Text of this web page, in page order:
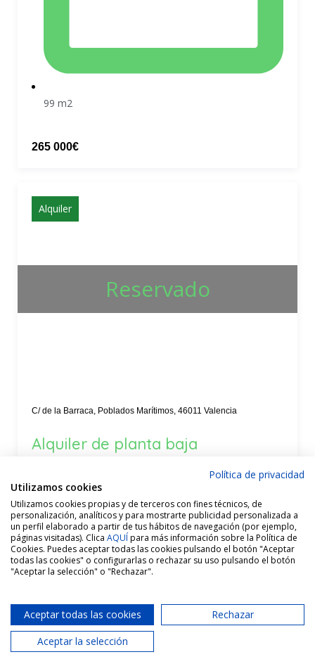
99 m2
265 000€
Alquiler
Reservado
C/ de la Barraca, Poblados Marítimos, 46011 Valencia
Alquiler de planta baja
privado, cerca de la playa del
Cabanyal, Valencia | Área
Marítima Inmobiliaria · Oficina
Cabanyal
reformada en Calle Barraca, El Cabanyal, Valencia, con
patio...
Política de privacidad
Utilizamos cookies
Utilizamos cookies propias y de terceros con fines técnicos, de
personalización, analíticos y para mostrarte publicidad personalizada a
un perfil elaborado a partir de tus hábitos de navegación (por ejemplo,
páginas visitadas). Clica AQUÍpara más información sobre la Política de
Cookies. Puedes aceptar todas las cookies pulsando el botón "Aceptar
todas las cookies" o configurarlas o rechazar su uso pulsando el botón
"Aceptar la selección" o "Rechazar".
Aceptar todas las cookies
Rechazar
Aceptar la selección